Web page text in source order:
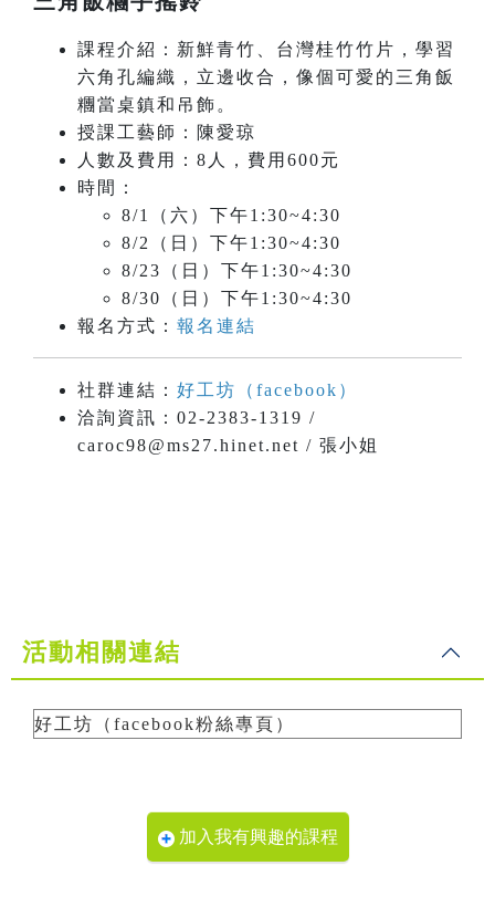
課程介紹：新鮮青竹、台灣桂竹竹片，學習
六角孔編織，立邊收合，像個可愛的三角飯
糰當桌鎮和吊飾。
授課工藝師：陳愛琼
人數及費用：8人，費用600元
時間：
8/1（六）下午1:30~4:30
8/2（日）下午1:30~4:30
8/23（日）下午1:30~4:30
8/30（日）下午1:30~4:30
報名方式： 報名連結
社群連結： 好工坊（facebook）
洽詢資訊：02-2383-1319 /
caroc98@ms27.hinet.net / 張小姐
活動相關連結
好工坊（facebook粉絲專頁）
加入我有興趣的課程